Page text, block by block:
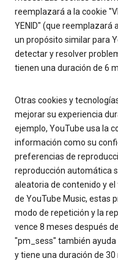
reemplazará a la cookie
YENID" (que reemplazará
un propósito similar para
detectar y resolver
tienen una duración de 6
Otras cookies y
mejorar su experiencia
ejemplo, YouTube usa la
información como su
preferencias de
reproducción automática
aleatoria de contenido y
de YouTube Music, estas
modo de repetición y la
vence 8 meses después
"pm_sess" también
y tiene una duración de 30